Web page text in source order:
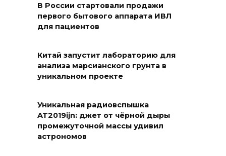
В России стартовали продажи
первого бытового аппарата ИВЛ
для пациентов
Китай запустит лабораторию для
анализа марсианского грунта в
уникальном проекте
Уникальная радиовспышка
AT2019ijn: джет от чёрной дыры
промежуточной массы удивил
астрономов